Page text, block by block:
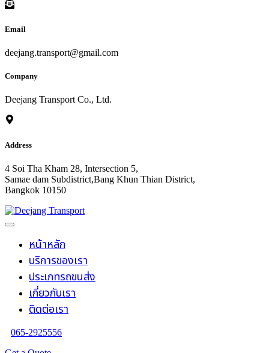
Email
deejang.transport@gmail.com
Company
Deejang Transport Co., Ltd.
Address
4 Soi Tha Kham 28, Intersection 5,
Samae dam Subdistrict,Bang Khun Thian District,
Bangkok 10150
หน้าหลัก
บริการของเรา
ประเภทรถขนส่ง
เกี่ยวกับเรา
ติดต่อเรา
065-2925556